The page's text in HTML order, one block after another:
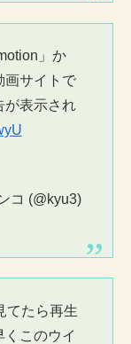
」か
サイトで
が表示され
コ (@kyu3)
てたら再生
このウイ